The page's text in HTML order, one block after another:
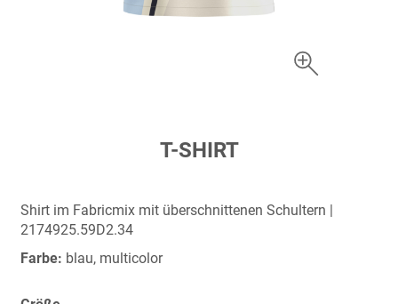
springen
T-SHIRT
Shirt im Fabricmix mit überschnittenen Schultern |
2174925.59D2.34
Farbe: blau, multicolor